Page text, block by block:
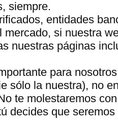
siempre.
entidades
si nuestra
nuestras páginas
para
sólo la nuestra), no
te molestaremos
decides que